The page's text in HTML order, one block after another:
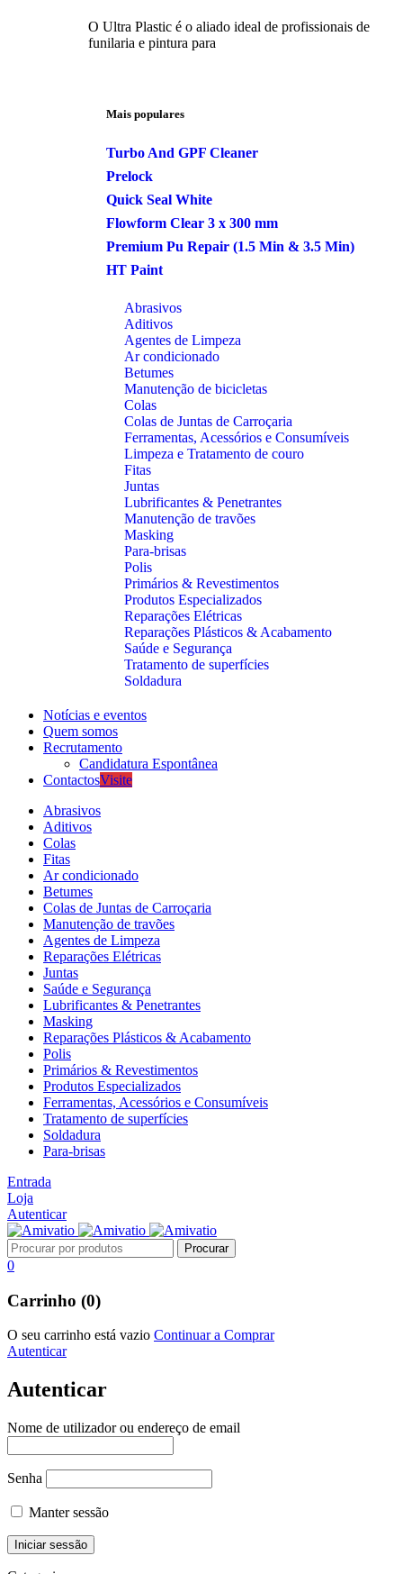
O Ultra Plastic é o aliado ideal de profissionais de
funilaria e pintura para
Mais populares
Turbo And GPF Cleaner
Prelock
Quick Seal White
Flowform Clear 3 x 300 mm
Premium Pu Repair (1.5 Min & 3.5 Min)
HT Paint
Abrasivos
Aditivos
Agentes de Limpeza
Ar condicionado
Betumes
Manutenção de bicicletas
Colas
Colas de Juntas de Carroçaria
Ferramentas, Acessórios e Consumíveis
Limpeza e Tratamento de couro
Fitas
Juntas
Lubrificantes & Penetrantes
Manutenção de travões
Masking
Para-brisas
Polis
Primários & Revestimentos
Produtos Especializados
Reparações Elétricas
Reparações Plásticos & Acabamento
Saúde e Segurança
Tratamento de superfícies
Soldadura
Notícias e eventos
Quem somos
Recrutamento
Candidatura Espontânea
ContactosVisite
Abrasivos
Aditivos
Colas
Fitas
Ar condicionado
Betumes
Colas de Juntas de Carroçaria
Manutenção de travões
Agentes de Limpeza
Reparações Elétricas
Juntas
Saúde e Segurança
Lubrificantes & Penetrantes
Masking
Reparações Plásticos & Acabamento
Polis
Primários & Revestimentos
Produtos Especializados
Ferramentas, Acessórios e Consumíveis
Tratamento de superfícies
Soldadura
Para-brisas
Entrada
Loja
Autenticar
0
Carrinho (0)
O seu carrinho está vazio Continuar a Comprar
Autenticar
Autenticar
Nome de utilizador ou endereço de email
Senha
Manter sessão